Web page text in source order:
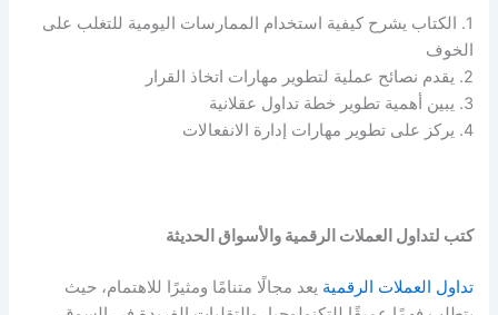
1. الكتاب يشرح كيفية استخدام الممارسات اليومية للتغلب على
الخوف
2. يقدم نصائح عملية لتطوير مهارات اتخاذ القرار
3. يبين أهمية تطوير خطة تداول عقلانية
4. يركز على تطوير مهارات إدارة الانفعالات
كتب لتداول العملات الرقمية والأسواق الحديثة
تداول العملات الرقميةيعد مجالًا متنامًا ومثيرًا للاهتمام، حيث